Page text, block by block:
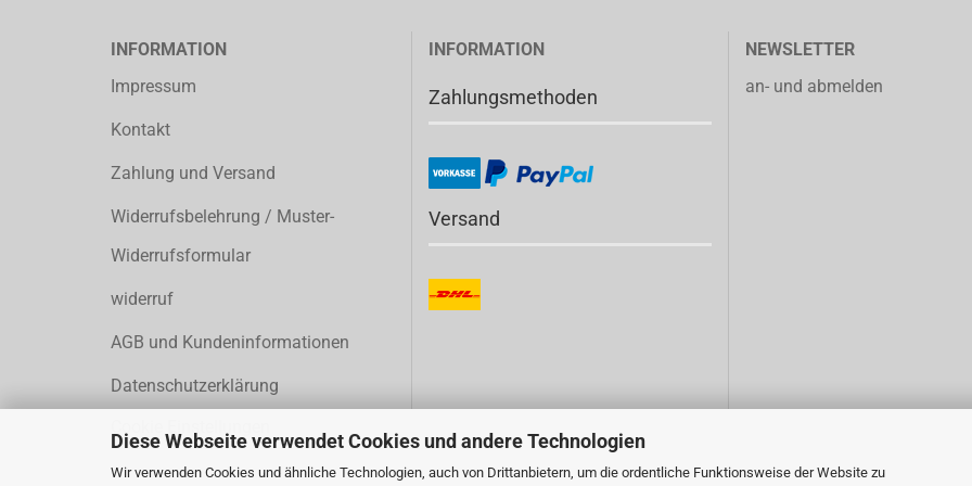
Diese Webseite verwendet Cookies und andere Technologien
Wir verwenden Cookies und ähnliche Technologien, auch von Drittanbietern, um die ordentliche Funktionsweise der Website zu
INFORMATION
Impressum
Kontakt
Zahlung und Versand
Widerrufsbelehrung / Muster-
Widerrufsformular
widerruf
AGB und Kundeninformationen
Datenschutzerklärung
INFORMATION
Zahlungsmethoden
Versand
NEWSLETTER
an- und abmelden